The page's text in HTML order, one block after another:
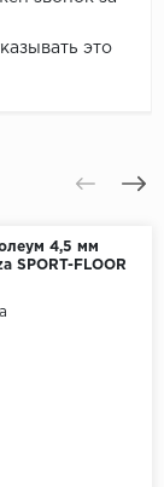
это
4,5 мм
SPORT-FLOOR